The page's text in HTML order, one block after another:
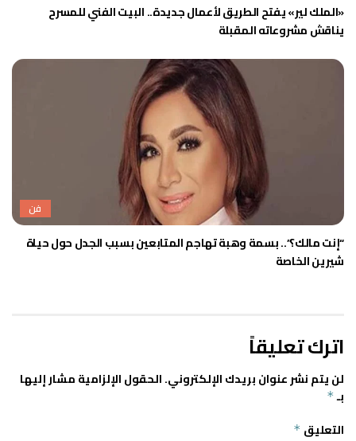
«الملك لير» يفتح الطريق لأعمال جديدة.. البيت الفني للمسرح
يناقش مشروعاته المقبلة
فن
“إنت مالك؟”.. بسمة وهبة تهاجم المتابعين بسبب الجدل حول حياة
شيرين الخاصة
اترك تعليقاً
لن يتم نشر عنوان بريدك الإلكتروني.الحقول الإلزامية مشار إليها
بـ *
التعليق *